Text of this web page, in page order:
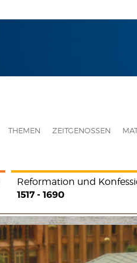
THEMEN ZEITGENOSSEN
Reformation und
1517 - 1690